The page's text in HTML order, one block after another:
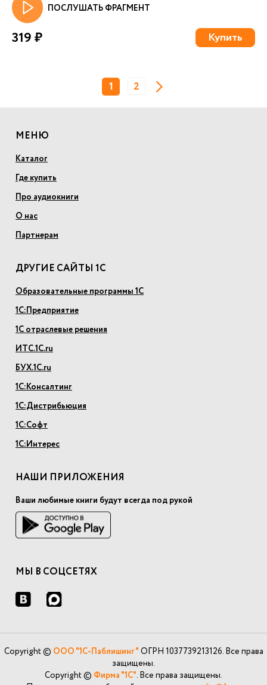
ПОСЛУШАТЬ ФРАГМЕНТ
319 ₽ Купить
1 2
МЕНЮ
Каталог
Где купить
Про аудиокниги
О нас
Партнерам
ДРУГИЕ САЙТЫ 1С
Образовательные программы 1С
1С:Предприятие
1С отраслевые решения
ИТС.1С.ru
БУХ.1С.ru
1С:Консалтинг
1С:Дистрибьюция
1С:Софт
1С:Интерес
НАШИ ПРИЛОЖЕНИЯ
Ваши любимые книги будут всегда под рукой
МЫ В СОЦСЕТЯХ
Copyright © ООО "1С-Паблишинг" ОГРН 1037739213126. Все права
защищены.
Copyright © Фирма "1С". Все права защищены.